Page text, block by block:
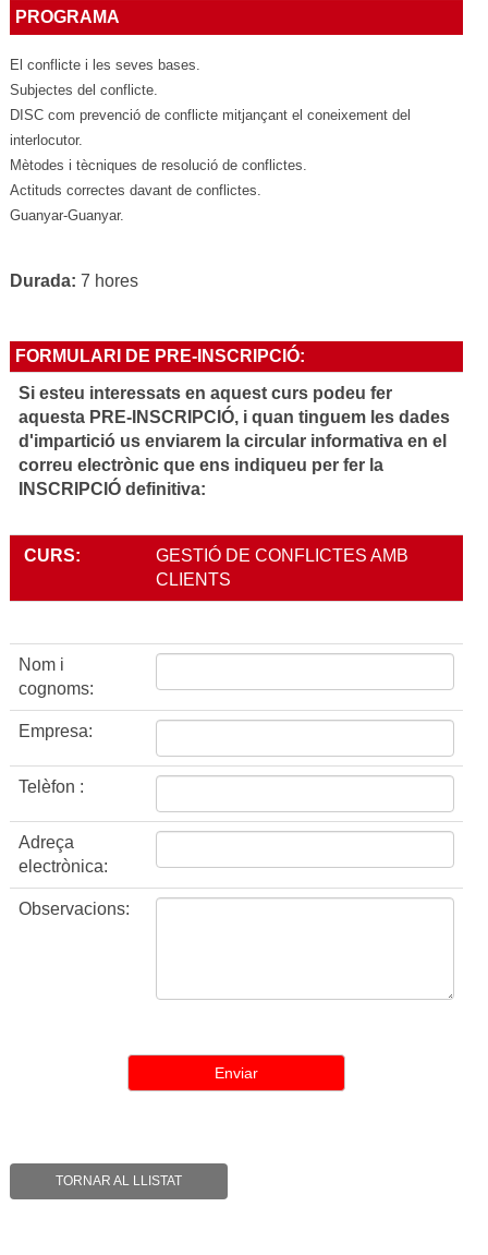
PROGRAMA
El conflicte i les seves bases.
Subjectes del conflicte.
DISC com prevenció de conflicte mitjançant el coneixement del
interlocutor.
Mètodes i tècniques de resolució de conflictes.
Actituds correctes davant de conflictes.
Guanyar-Guanyar.
Durada: 7 hores
FORMULARI DE PRE-INSCRIPCIÓ:
Si esteu interessats en aquest curs podeu fer
aquesta PRE-INSCRIPCIÓ, i quan tinguem les dades
d'impartició us enviarem la circular informativa en el
correu electrònic que ens indiqueu per fer la
INSCRIPCIÓ definitiva:
CURS:
GESTIÓ DE CONFLICTES AMB
CLIENTS
Nom i
cognoms:
Empresa:
Telèfon :
Adreça
electrònica:
Observacions:
TORNAR AL LLISTAT